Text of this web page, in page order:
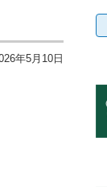
年5月10日
検